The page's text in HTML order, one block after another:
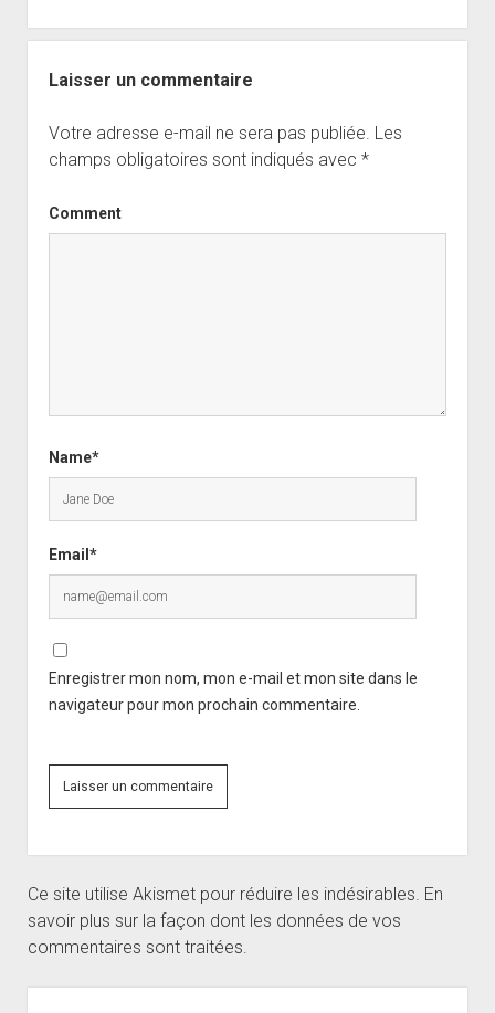
Laisser un commentaire
Votre adresse e-mail ne sera pas publiée. Les
champs obligatoires sont indiqués avec *
Comment
Name*
Email*
Enregistrer mon nom, mon e-mail et mon site dans le
navigateur pour mon prochain commentaire.
Ce site utilise Akismet pour réduire les indésirables. En
savoir plus sur la façon dont les données de vos
commentaires sont traitées.